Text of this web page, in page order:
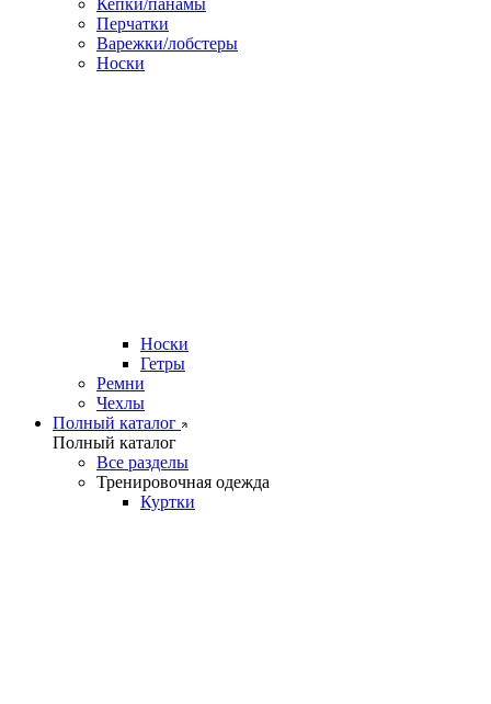
Перчатки
Варежки/лобстеры
Носки
Носки
Гетры
Ремни
Чехлы
Полный каталог
Полный каталог
Все разделы
Тренировочная одежда
Куртки